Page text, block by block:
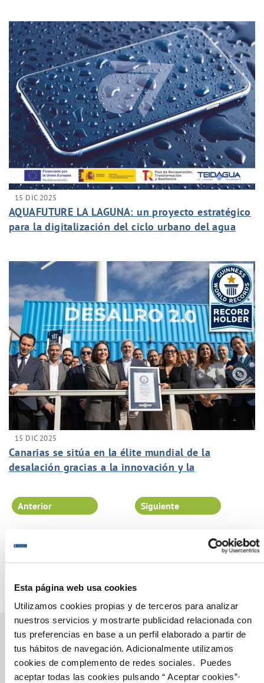
Esta página web usa cookies
Utilizamos cookies propias y de terceros para analizar
nuestros servicios y mostrarte publicidad relacionada con
tus preferencias en base a un perfil elaborado a partir de
tus hábitos de navegación. Adicionalmente utilizamos
cookies de complemento de redes sociales. Puedes
aceptar todas las cookies pulsando “ Aceptar cookies”·
15 DIC 2025
AQUAFUTURE LA LAGUNA: un proyecto estratégico
para la digitalización del ciclo urbano del agua
15 DIC 2025
Canarias se sitúa en la élite mundial de la
desalación gracias a la innovación y la
Anterior Siguiente
Gestiones Online